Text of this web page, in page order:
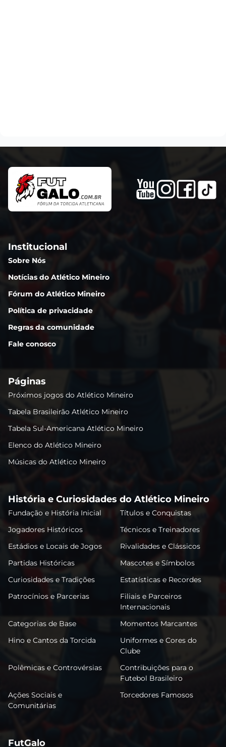
Institucional
Sobre Nós
Notícias do Atlético Mineiro
Fórum do Atlético Mineiro
Política de privacidade
Regras da comunidade
Fale conosco
Páginas
Próximos jogos do Atlético Mineiro
Tabela Brasileirão Atlético Mineiro
Tabela Sul-Americana Atlético Mineiro
Elenco do Atlético Mineiro
Músicas do Atlético Mineiro
História e Curiosidades do Atlético Mineiro
Fundação e História Inicial
Títulos e Conquistas
Jogadores Históricos
Técnicos e Treinadores
Estádios e Locais de Jogos
Rivalidades e Clássicos
Partidas Históricas
Mascotes e Símbolos
Curiosidades e Tradições
Estatísticas e Recordes
Patrocínios e Parcerias
Filiais e Parceiros
Internacionais
Categorias de Base
Momentos Marcantes
Hino e Cantos da Torcida
Uniformes e Cores do
Clube
Polêmicas e Controvérsias
Contribuições para o
Futebol Brasileiro
Ações Sociais e
Comunitárias
Torcedores Famosos
FutGalo